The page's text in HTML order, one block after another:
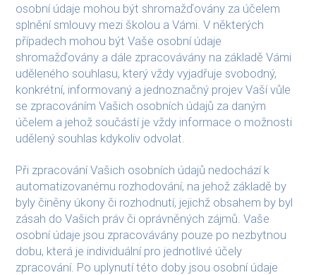
osobní údaje mohou být shromažďovány za účelem
splnění smlouvy mezi školou a Vámi. V některých
případech mohou být Vaše osobní údaje
shromažďovány a dále zpracovávány na základě Vámi
uděleného souhlasu, který vždy vyjadřuje svobodný,
konkrétní, informovaný a jednoznačný projev Vaší vůle
se zpracováním Vašich osobních údajů za daným
účelem a jehož součástí je vždy informace o možnosti
udělený souhlas kdykoliv odvolat.
Při zpracování Vašich osobních údajů nedochází k
automatizovanému rozhodování, na jehož základě by
byly činěny úkony či rozhodnutí, jejichž obsahem by byl
zásah do Vašich práv či oprávněných zájmů. Vaše
osobní údaje jsou zpracovávány pouze po nezbytnou
dobu, která je individuální pro jednotlivé účely
zpracování. Po uplynutí této doby jsou osobní údaje